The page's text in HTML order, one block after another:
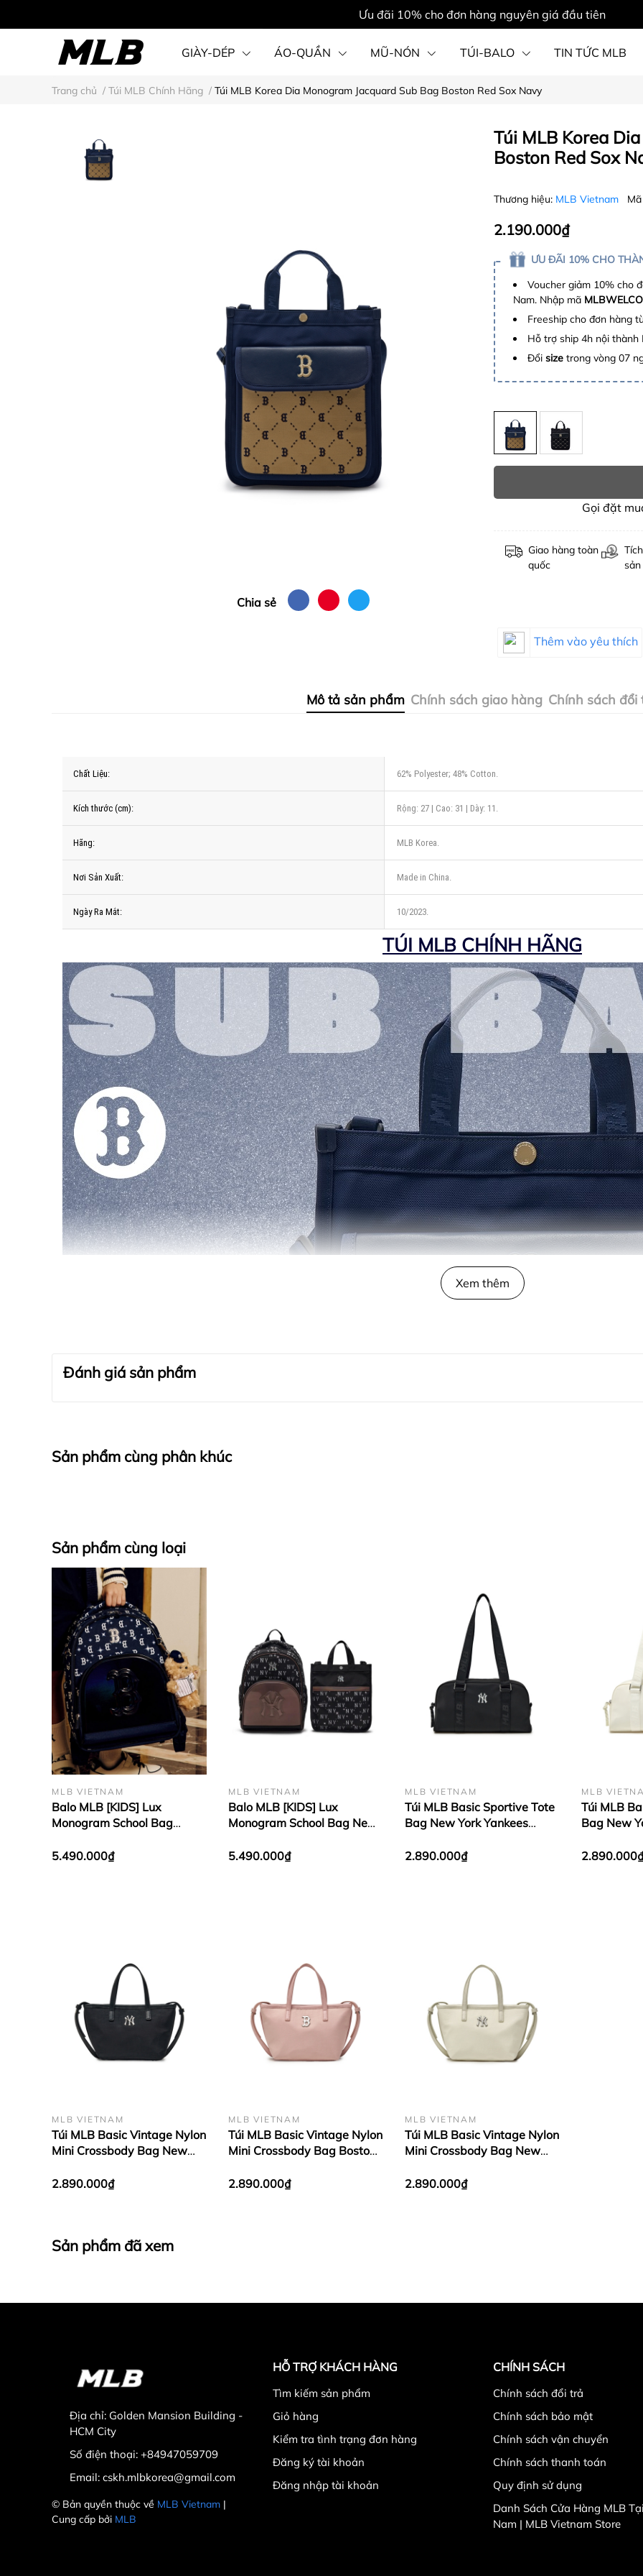
Ưu đãi 10% cho đơn hàng nguyên giá đầu tiên
GIÀY-DÉP ÁO-QUẦN MŨ-NÓN TÚI-BALO TIN TỨC MLB
STEAL KARINA STYLE PHỤ KIỆN
Trang chủ / Túi MLB Chính Hãng / Túi MLB Korea Dia Monogram Jacquard Sub Bag Boston Red Sox Navy
Chia sẻ
Túi MLB Korea
Boston Red Sox
Thương hiệu: MLB Vietnam
2.190.000₫
ƯU ĐÃI 10% CHO
Voucher giảm 10% cho
Nam. Nhập mã
Freeship cho đơn hàng
Hỗ trợ ship 4h nội thành
Đổi size trong vòng 07
Gọi đặt
Giao hàng toàn
quốc
Thêm vào yêu thích
Mô tả sản phẩm Chính sách giao hàng Chính sách đổi
Chất Liệu: 62% Polyester; 48% Cotton.
Kích thước (cm): Rộng: 27 | Cao: 31 | Dày: 11.
Hãng: MLB Korea.
Nơi Sản Xuất: Made in China.
Ngày Ra Mắt: 10/2023.
TÚI MLB CHÍNH HÃNG
Nếu bạn đang tìm kiếm một món phụ kiện nhẹ nhàng luôn có thể đem theo bên mình, vừa có thể đựng đồ,
của riêng bạn, và đặc biệt là hoàn toàn khác biệt với những người xung quanh thì hãy cùng nhau
Jacquard Sub Bag Boston Red Sox Navy. Vừa chỉ mới được MLB Koreatung ra thị trường trong khoảng thời
đang được rất nhiều bạn trẻ chú ý. Sản phẩm đã cập bến tại
Gam Màu Navy - Biểu Tượng Của Sự Quyền Quý
Xem thêm
Đánh giá sản phẩm
Sản phẩm cùng phân khúc
Sản phẩm cùng loại
MLB VIETNAM
Balo MLB [KIDS] Lux
Monogram School Bag
5.490.000₫
MLB VIETNAM
Balo MLB [KIDS] Lux
Monogram School Bag New
5.490.000₫
MLB VIETNAM
Túi MLB Basic Sportive Tote
Bag New York Yankees
2.890.000₫
MLB
Túi MLB
Bag New
MLB VIETNAM
Túi MLB Basic Vintage Nylon
Mini Crossbody Bag New
2.890.000₫
MLB VIETNAM
Túi MLB Basic Vintage Nylon
Mini Crossbody Bag Boston
2.890.000₫
MLB VIETNAM
Túi MLB Basic Vintage Nylon
Mini Crossbody Bag New
2.890.000₫
Sản phẩm đã xem
Địa chỉ: Golden Mansion Building -
HCM City
Số điện thoại: +84947059709
Email: cskh.mlbkorea@gmail.com
© Bản quyền thuộc về MLB Vietnam |
Cung cấp bởi MLB
HỖ TRỢ KHÁCH HÀNG
Tìm kiếm sản phẩm
Giỏ hàng
Kiểm tra tình trạng đơn hàng
Đăng ký tài khoản
Đăng nhập tài khoản
CHÍNH SÁCH
Chính sách đổi trả
Chính sách bảo mật
Chính sách vận chuyển
Chính sách thanh toán
Quy định sử dụng
Danh Sách Cửa Hàng MLB
Nam | MLB Vietnam Store